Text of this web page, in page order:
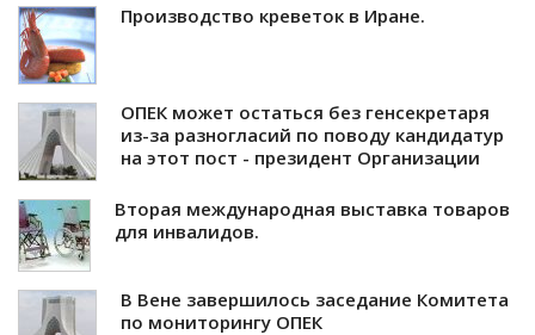
Производство креветок в Иране.
ОПЕК может остаться без генсекретаря
из-за разногласий по поводу кандидатур
на этот пост - президент Организации
Вторая международная выставка товаров
для инвалидов.
В Вене завершилось заседание Комитета
по мониторингу ОПЕК